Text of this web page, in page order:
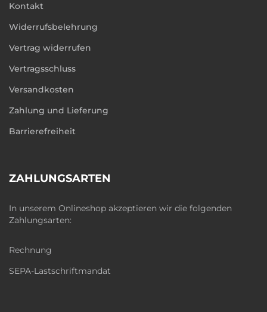
Kontakt
Widerrufsbelehrung
Vertrag widerrufen
Vertragsschluss
Versandkosten
Zahlung und Lieferung
Barrierefreiheit
ZAHLUNGSARTEN
In unserem Onlineshop akzeptieren wir die folgenden
Zahlungsarten:
Rechnung
SEPA-Lastschriftmandat